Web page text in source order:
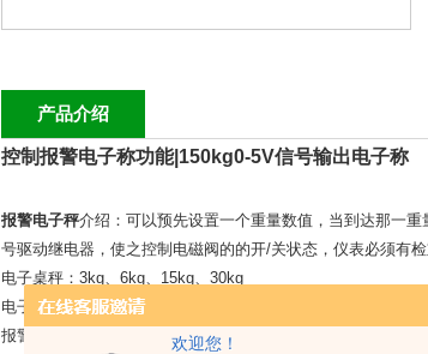
欢迎您！
产品介绍
控制报警电子称功能|150kg0-5V信号输出电子称
报警电子秤介绍：可以预先设置一个重量数值，当到达那一
号驱动继电器，使之控制电磁阀的的开/关状态，仪表必须有
电子桌秤： 3kg、 6kg、 15kg、 30kg
电子台秤：30kg、60kg
报警电子秤的声音报警及三色灯报警方式：